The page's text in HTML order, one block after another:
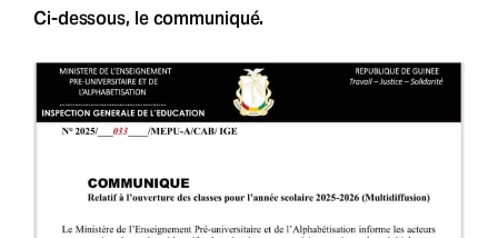
Ci-dessous, le communiqué.